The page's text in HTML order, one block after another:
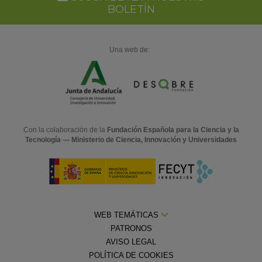
BOLETÍN
Una web de:
Con la colaboración de la Fundación Española para la Ciencia y la
Tecnología — Ministerio de Ciencia, Innovación y Universidades
WEB TEMÁTICAS
PATRONOS
AVISO LEGAL
POLÍTICA DE COOKIES